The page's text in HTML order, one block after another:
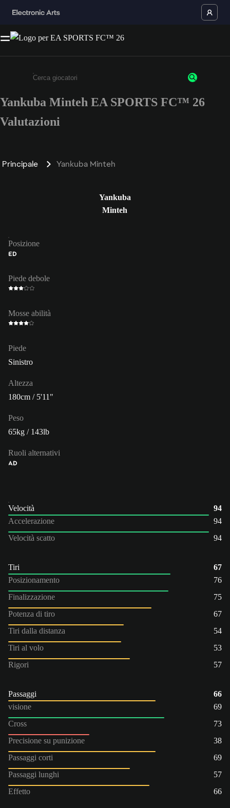
Inserisci un minimo di 3 caratteri o numeri.
Yankuba Minteh EA SPORTS FC™ 26
Valutazioni
Principale Yankuba Minteh
Yankuba
Minteh
Posizione
ED
Piede debole
Mosse abilità
Piede
Sinistro
Altezza
180cm / 5'11"
Peso
65kg / 143lb
Ruoli alternativi
AD
Velocità
94
Accelerazione
94
Velocità scatto
94
Tiri
67
Posizionamento
76
Finalizzazione
75
Potenza di tiro
67
Tiri dalla distanza
54
Tiri al volo
53
Rigori
57
Passaggi
66
visione
69
Cross
73
Precisione su punizione
38
Passaggi corti
69
Passaggi lunghi
57
Effetto
66